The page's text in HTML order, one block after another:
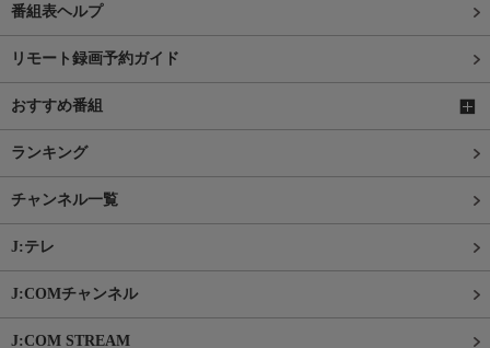
番組表ヘルプ
リモート録画予約ガイド
おすすめ番組
ランキング
チャンネル一覧
J:テレ
J:COMチャンネル
J:COM STREAM